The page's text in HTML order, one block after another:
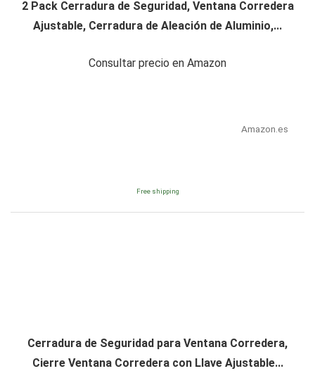
2 Pack Cerradura de Seguridad, Ventana Corredera
Ajustable, Cerradura de Aleación de Aluminio,...
Consultar precio en Amazon
Amazon.es
Free shipping
Cerradura de Seguridad para Ventana Corredera,
Cierre Ventana Corredera con Llave Ajustable...